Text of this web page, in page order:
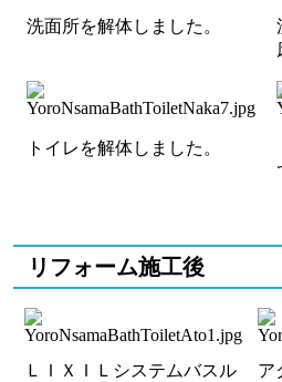
洗面所を解体しました。
トイレを解体しました。
リフォーム施工後
ＬＩＸＩＬシステムバスル
ア